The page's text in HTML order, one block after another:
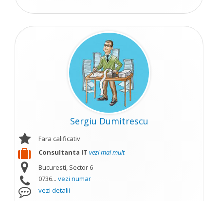
Sergiu Dumitrescu
Fara calificativ
Consultanta IT vezi mai mult
Bucuresti, Sector 6
0736... vezi numar
vezi detalii